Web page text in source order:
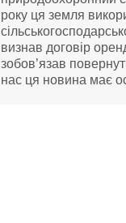
року ця земля
визнав договір
зобов’язав
нас ця новина має